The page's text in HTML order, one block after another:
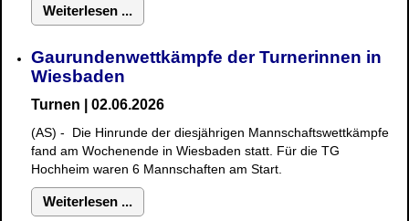
Weiterlesen ...
Gaurundenwettkämpfe der Turnerinnen in
Wiesbaden
Turnen | 02.06.2026
(AS) - Die Hinrunde der diesjährigen Mannschaftswettkämpfe
fand am Wochenende in Wiesbaden statt. Für die TG
Hochheim waren 6 Mannschaften am Start.
Weiterlesen ...